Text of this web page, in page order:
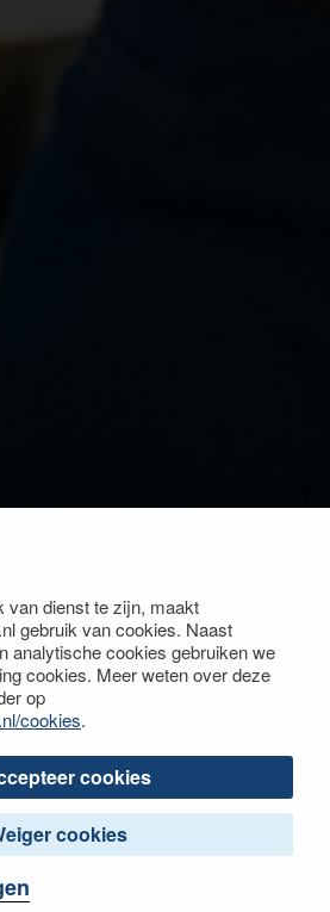
van dienst te zijn, maakt
gebruik van cookies. Naast
analytische cookies gebruiken we
cookies. Meer weten over deze
op
cookies.
cookies
cookies